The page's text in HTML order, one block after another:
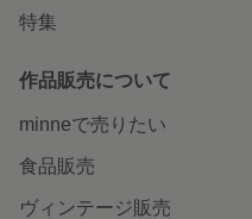
特集
作品販売について
minneで売りたい
食品販売
ヴィンテージ販売